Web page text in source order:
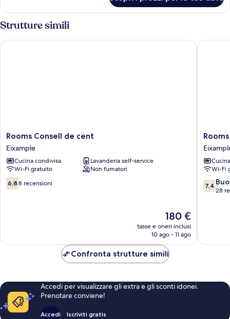
tripla,
bagno
condiviso
Strutture simili
Rooms
Consell
de
cent
Eixample
Rooms Consell de cent
Eixample
Cucina condivisa
Lavanderia self-service
Wi-Fi gratuito
Non fumatori
6.8
su
6,8 8 recensioni
Il
prezzo
attuale
180 €
180 €
tasse e oneri inclusi
10 ago - 11 ago
Rooms Consell de cent
Rooms
Paris
Wi-Fi
7.4
su
7,4
28
Rooms
Confronta strutture simili
Accedi per visualizzare gli extra e gli sconti idonei.
Prenotare conviene!
Accedi Iscriviti gratis